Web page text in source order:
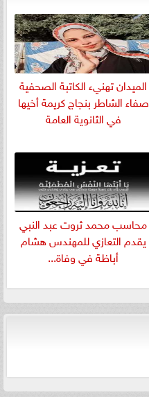
الميدان تهنيء الكاتبة الصحفية
صفاء الشاطر بنجاج كريمة أخيها
في الثانوية العامة
​محاسب محمد ثروت عبد النبي
يقدم التعازي للمهندس هشام
أباظة في وفاة...